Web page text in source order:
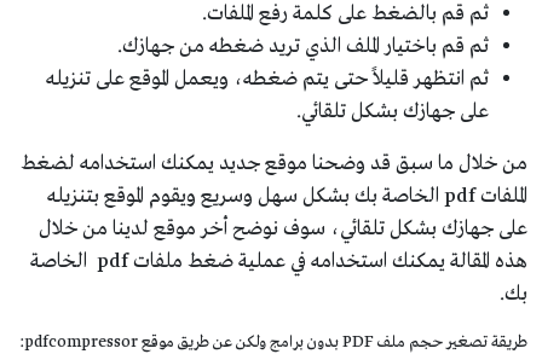
ثم قم بالضغط على كلمة رفع الملفات.
ثم قم باختيار الملف الذي تريد ضغطه من جهازك.
ثم انتظهر قليلاً حتى يتم ضغطه، ويعمل الموقع على تنزيله
على جهازك بشكل تلقائي.
من خلال ما سبق قد وضحنا موقع جديد يمكنك استخدامه لضغط
الملفات pdf الخاصة بك بشكل سهل وسريع ويقوم الموقع بتنزيله
على جهازك بشكل تلقائي، سوف نوضح أخر موقع لدينا من خلال
هذه المقالة يمكنك استخدامه في عملية ضغط ملفات pdf الخاصة
بك.
طريقة تصغير حجم ملف PDF بدون برامج ولكن عن طريق موقع pdfcompressor: